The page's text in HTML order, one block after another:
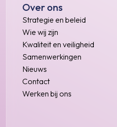
Over ons
Strategie en beleid
Wie wij zijn
Kwaliteit en veiligheid
Samenwerkingen
Nieuws
Contact
Werken bij ons